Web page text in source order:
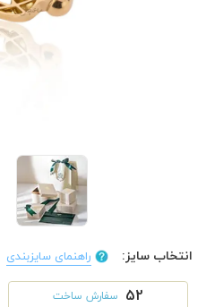
انتخاب سایز: راهنمای سایزبندی
52 سفارش ساخت